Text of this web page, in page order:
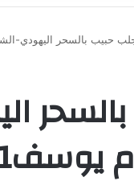
حبيب بالسحر اليهودي-الشيخة